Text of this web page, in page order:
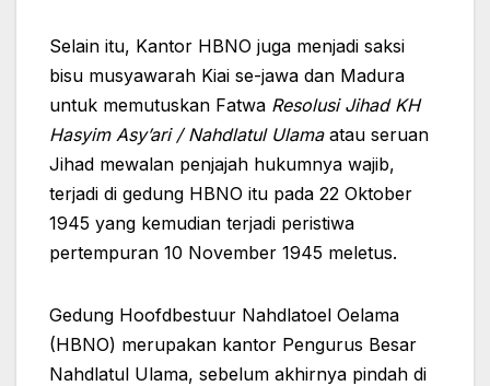
Selain itu, Kantor HBNO juga menjadi saksi
bisu musyawarah Kiai se-jawa dan Madura
untuk memutuskan Fatwa Resolusi Jihad KH
Hasyim Asy’ari / Nahdlatul Ulamaatau seruan
Jihad mewalan penjajah hukumnya wajib,
terjadi di gedung HBNO itu pada 22 Oktober
1945 yang kemudian terjadi peristiwa
pertempuran 10 November 1945 meletus.
Gedung Hoofdbestuur Nahdlatoel Oelama
(HBNO) merupakan kantor Pengurus Besar
Nahdlatul Ulama, sebelum akhirnya pindah di